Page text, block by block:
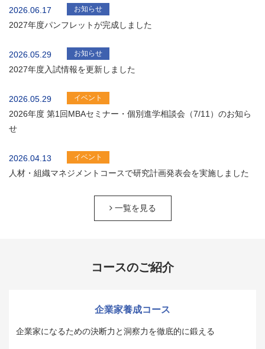
2026.06.17 お知らせ
2027年度パンフレットが完成しました
2026.05.29 お知らせ
2027年度入試情報を更新しました
2026.05.29 イベント
2026年度 第1回MBAセミナー・個別進学相談会（7/11）のお知ら
せ
2026.04.13 イベント
人材・組織マネジメントコースで研究計画発表会を実施しました
一覧を見る
コースのご紹介
企業家養成コース
企業家になるための決断力と洞察力を徹底的に鍛える